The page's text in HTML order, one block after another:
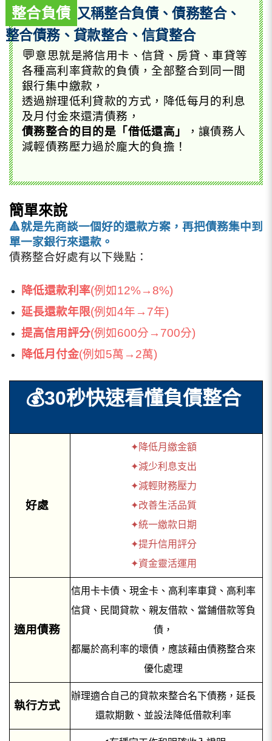
整合負債 又稱整合負債、債務整合、
整合債務、貸款整合、信貸整合
💬意思就是將信用卡、信貸、房貸、車貸等
各種高利率貸款的負債，全部整合到同一間
銀行集中繳款，
透過辦理低利貸款的方式，降低每月的利息
及月付金來還清債務，
債務整合的目的是「借低還高」
，讓債務人
減輕債務壓力過於龐大的負擔！
簡單來說
🔺就是先商談一個好的還款方案， 再把債務集中到
單一家銀行來還款。
債務整合好處有以下幾點：
降低還款利率(例如12%→8%)
延長還款年限(例如4年→7年)
提高信用評分(例如600分→700分)
降低月付金(例如5萬→2萬)
💰30秒快速看懂負債整合
好處
✦降低月繳金額
✦減少利息支出
✦減輕財務壓力
✦改善生活品質
✦統一繳款日期
✦提升信用評分
✦資金靈活運用
適用債務
信用卡卡債、現金卡、高利率車貸、高利率
信貸、民間貸款、親友借款、當鋪借款等負
債，
都屬於高利率的壞債，應該藉由債務整合來
優化處理
執行方式
辦理適合自己的貸款來整合名下債務，延長
還款期數、並設法降低借款利率